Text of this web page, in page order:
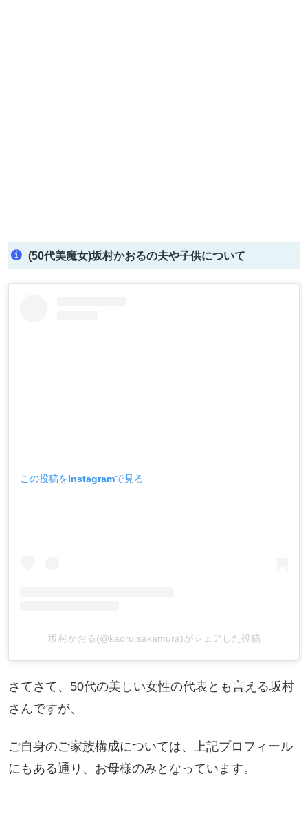
(50代美魔女)坂村かおるの夫や子供について
この投稿をInstagramで見る
坂村かおる(@kaoru.sakamura)がシェアした投稿
さてさて、50代の美しい女性の代表とも言える坂村
さんですが、
ご自身のご家族構成については、
上記プロフィール
にもある通り、お母様のみとなっています。